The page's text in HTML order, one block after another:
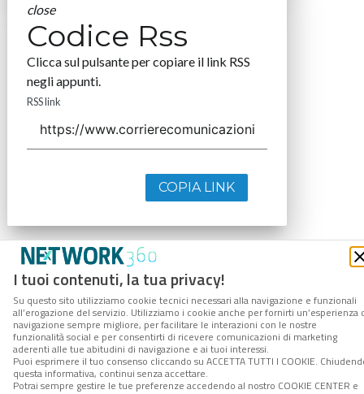
I tuoi contenuti, la tua privacy!
Su questo sito utilizziamo cookie tecnici necessari alla navigazione e funzionali
all’erogazione del servizio. Utilizziamo i cookie anche per fornirti un’esperienza
navigazione sempre migliore, per facilitare le interazioni con le nostre
funzionalità social e per consentirti di ricevere comunicazioni di marketing
aderenti alle tue abitudini di navigazione e ai tuoi interessi.
Puoi esprimere il tuo consenso cliccando su ACCETTA TUTTI I COOKIE.
questa informativa, continui senza accettare.
Potrai sempre gestire le tue preferenze accedendo al nostro COOKIE CENTER e
close
Codice Rss
Clicca sul pulsante per copiare il link RSS
negli appunti.
RSS link
COPIA LINK